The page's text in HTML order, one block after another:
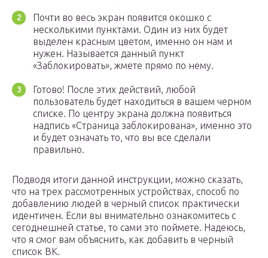
Почти во весь экран появится окошко с
несколькими пунктами. Один из них будет
выделен красным цветом, именно он нам и
нужен. Называется данный пункт
«Заблокировать», жмете прямо по нему.
Готово! После этих действий, любой
пользователь будет находиться в вашем черном
списке. По центру экрана должна появиться
надпись «Страница заблокирована», именно это
и будет означать то, что вы все сделали
правильно.
Подводя итоги данной инструкции, можно сказать,
что на трех рассмотренных устройствах, способ по
добавлению людей в черный список практически
идентичен. Если вы внимательно ознакомитесь с
сегоднешней статье, то сами это поймете. Надеюсь,
что я смог вам объяснить, как добавить в черный
список ВК.